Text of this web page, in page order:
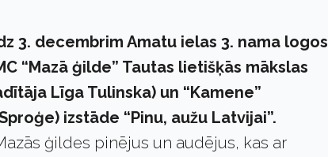
3. decembrim Amatu ielas 3. nama logos
“Mazā ģilde” Tautas lietišķās mākslas
Līga Tulinska) un “Kamene”
izstāde “Pinu, aužu Latvijai”.
ģildes pinējus un audējus, kas ar